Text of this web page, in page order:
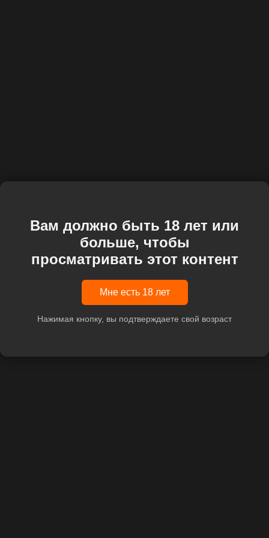
Вам должно быть 18 лет или
больше, чтобы
просматривать этот контент
Мне есть 18 лет
Нажимая кнопку, вы подтверждаете свой возраст